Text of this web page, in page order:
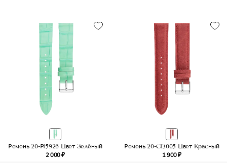
Ремень 20-P15926 Цвет Зелёный
2 000 ₽
Ремень 20-C13005 Цвет Красный
1 900 ₽